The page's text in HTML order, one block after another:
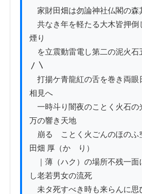
家財田畑は勿論神社仏閣の森
共なき年を軽たる大木皆押倒
煙り
を立震動雷電し第二の泥火石
〳〵
打揚ケ青龍紅の舌を巻き両眼
相見へ
一時斗り闇夜のことく火石の
万の響き天地
崩るゝことく火ごんのほのふ
田畑 厚（かゝり）
｜薄（ハク）の場所不残一面
し老若男女の流死
未タ死すべき時も来らんに思